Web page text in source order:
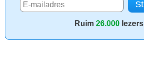
Ruim 26.000 lezers